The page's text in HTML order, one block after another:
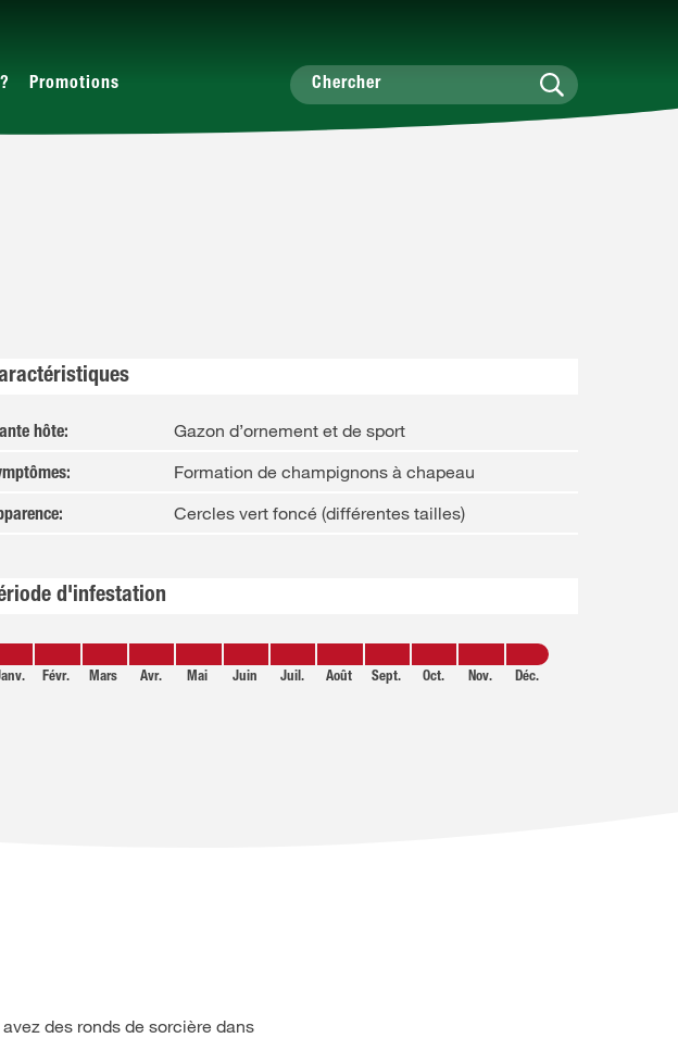
Promotions
hôte: Gazon d’ornement et de sport
: Formation de champignons à chapeau
: Cercles vert foncé (différentes tailles)
d'infestation
Févr. Mars Avr. Mai Juin Juil. Août Sept. Oct. Nov. Déc.
des ronds de sorcière dans